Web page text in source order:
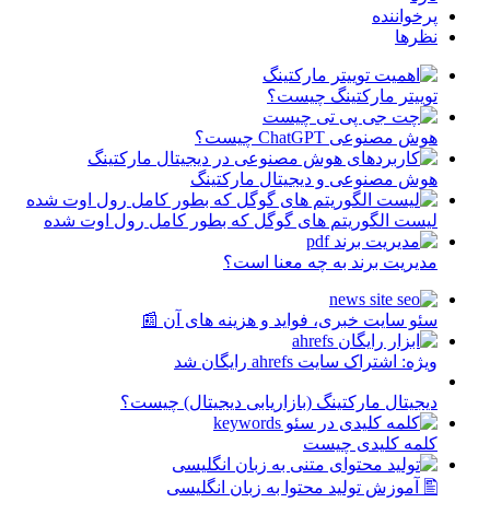
پرخواننده
نظرها
توییتر مارکتینگ چیست؟
هوش مصنوعی ChatGPT چیست؟
هوش مصنوعی و دیجیتال مارکتینگ
لیست الگوریتم های گوگل که بطور کامل رول اوت شده
مدیریت برند به چه معنا است؟
سئو سایت خبری، فواید و هزینه های آن 📰
ویژه: اشتراک سایت ahrefs رایگان شد
دیجیتال مارکتینگ (بازاریابی دیجیتال) چیست؟
کلمه کلیدی چیست
🖺 آموزش تولید محتوا به زبان انگلیسی